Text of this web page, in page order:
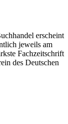
erscheint
jeweils am
Fachzeitschrift
des Deutschen